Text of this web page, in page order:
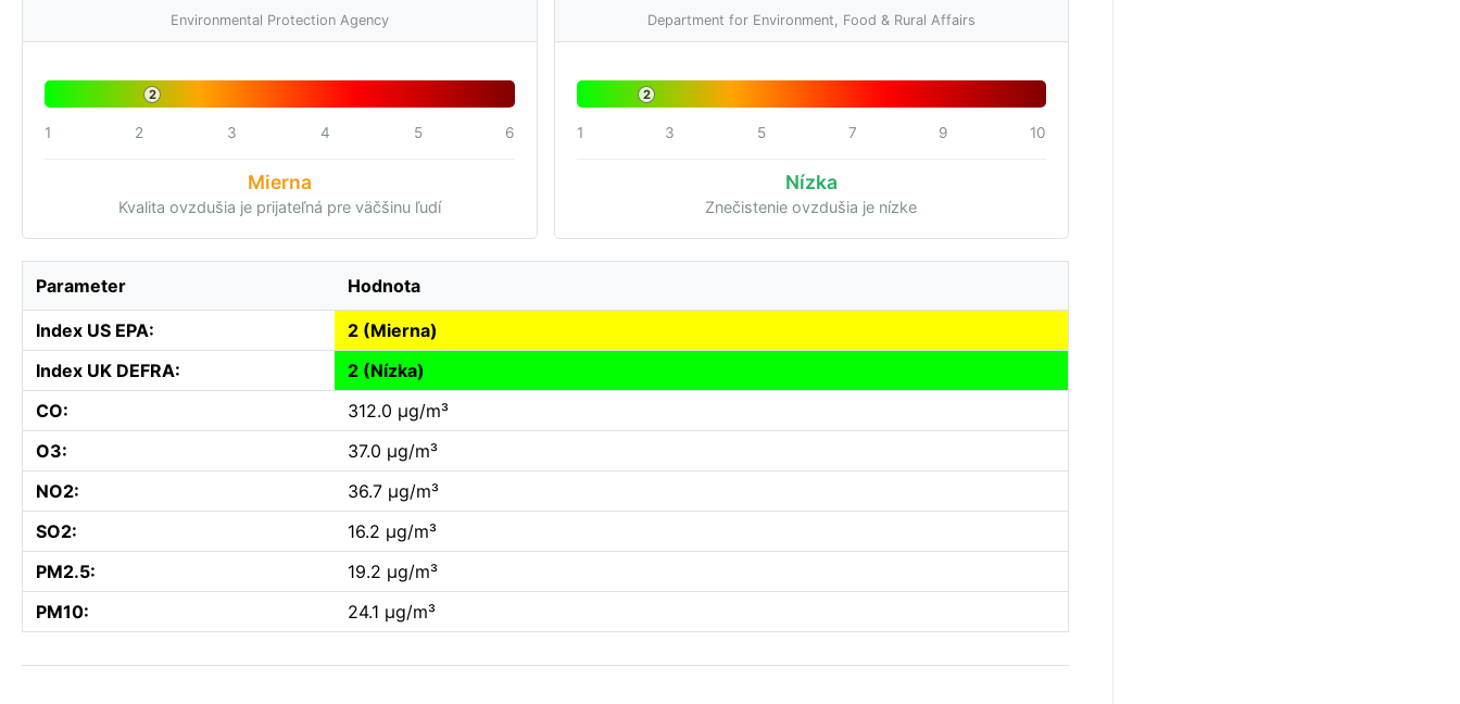
Environmental Protection Agency
2
1 2 3 4 5 6
Mierna
Kvalita ovzdušia je prijateľná pre väčšinu ľudí
Department for Environment, Food & Rural Affairs
2
1 3 5 7 9 10
Nízka
Znečistenie ovzdušia je nízke
Parameter Hodnota
Index US EPA:
2 (Mierna)
Index UK DEFRA:
2 (Nízka)
CO:
312.0 µg/m³
O3:
37.0 µg/m³
NO2:
36.7 µg/m³
SO2:
16.2 µg/m³
PM2.5:
19.2 µg/m³
PM10:
24.1 µg/m³